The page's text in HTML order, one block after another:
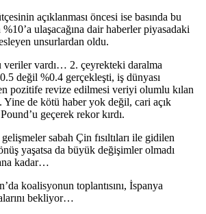
açıklanması öncesi ise basında bu
%10’a ulaşacağına dair haberler piyasadaki
unsurlardan oldu.
veriler vardı… 2. çeyrekteki daralma
değil %0.4 gerçekleşti, iş dünyası
pozitife revize edilmesi veriyi olumlu kılan
Yine de kötü haber yok değil, cari açık
geçerek rekor kırdı.
sabah Çin fısıltıları ile gidilen
yaşatsa da büyük değişimler olmadı
kadar…
koalisyonun toplantısını, İspanya
bekliyor…